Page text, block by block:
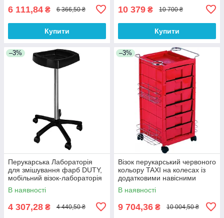
6 111,84 ₴ 6 366,50 ₴
Купити
10 379 ₴ 10 700 ₴
Купити
–3%
Перукарська Лабораторія
для змішування фарб DUTY,
мобільний візок-лабораторія
для фарбування (Італія)
В наявності
4 307,28 ₴ 4 440,50 ₴
–3%
Візок перукарський червоного
кольору TAXI на колесах із
додатковими навісними
хромованими панелями
В наявності
9 704,36 ₴ 10 004,50 ₴